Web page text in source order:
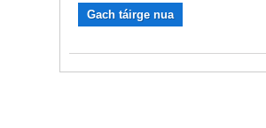
Gach táirge nua